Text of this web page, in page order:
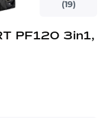
(19)
PF120 3in1,